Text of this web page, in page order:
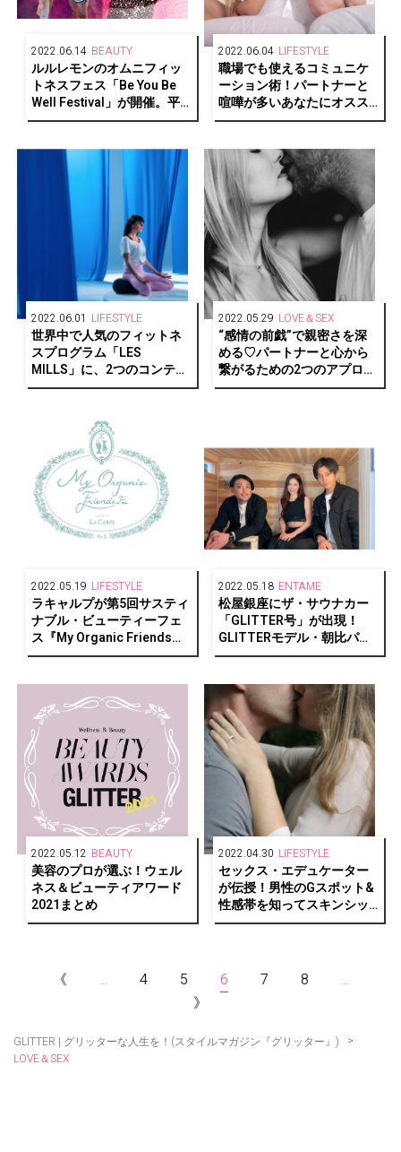
2022.06.14 BEAUTY
ルルレモンのオムニフィッ
トネスフェス「Be You Be
Well Festival」が開催。平
野ノラがオープニングゲス
2022.06.04 LIFESTYLE
職場でも使えるコミュニケ
ーション術！パートナーと
喧嘩が多いあなたにオスス
メしたい「ディープ・リス
2022.06.01 LIFESTYLE
世界中で人気のフィットネ
スプログラム「LES
MILLS」に、2つのコンテン
ツが追加。オンラインフィ
2022.05.29 LOVE＆SEX
“感情の前戯”で親密さを深
める♡パートナーと心から
繋がるための2つのアプロー
チ方法
2022.05.19 LIFESTYLE
ラキャルプが第5回サスティ
ナブル・ビューティーフェ
ス『My Organic Friends
Fes by Salon de LA CARPE
催！
2022.05.18 ENTAME
松屋銀座にザ・サウナカー
「GLITTER号」が出現！
GLITTERモデル・朝比パメ
ラ出演トークイベント「サ
よ！」レポート
2022.05.12 BEAUTY
美容のプロが選ぶ！ウェル
ネス＆ビューティアワード
2021まとめ
2022.04.30 LIFESTYLE
セックス・エデュケーター
が伝授！男性のGスポット&
性感帯を知ってスキンシッ
プを高める方法
《 ... 4 5 6 7 8
...
》
GLITTER | グリッターな人生を！(スタイルマガジン『グリッター』)
>
LOVE＆SEX